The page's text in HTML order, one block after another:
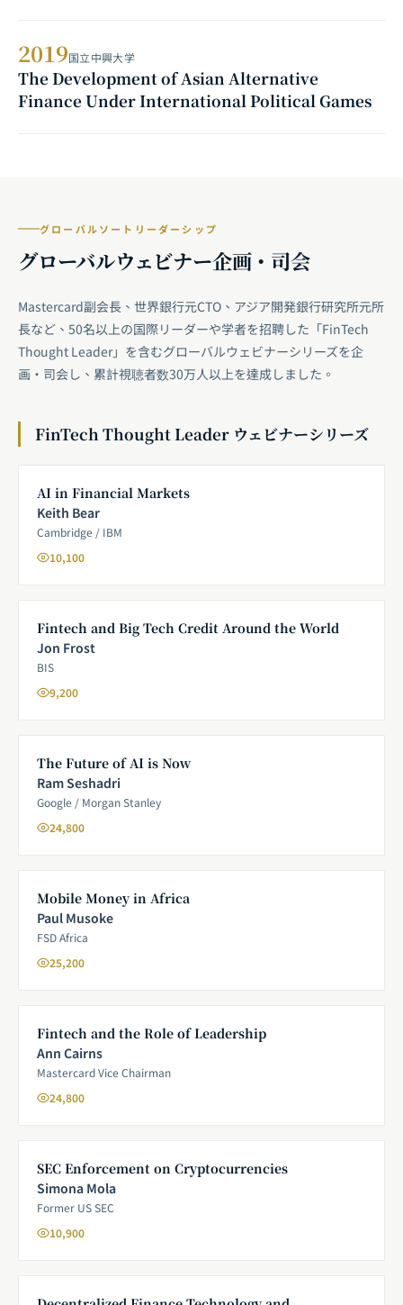
2019国立中興大学
The Development of Asian Alternative
Finance Under International Political Games
グローバルソートリーダーシップ
グローバルウェビナー企画・司会
Mastercard副会長、世界銀行元CTO、アジア開発銀行研究所元所
長など、50名以上の国際リーダーや学者を招聘した「FinTech
Thought Leader」を含むグローバルウェビナーシリーズを企
画・司会し、累計視聴者数30万人以上を達成しました。
FinTech Thought Leader ウェビナーシリーズ
AI in Financial Markets
Keith Bear
Cambridge / IBM
10,100
Fintech and Big Tech Credit Around the World
Jon Frost
BIS
9,200
The Future of AI is Now
Ram Seshadri
Google / Morgan Stanley
24,800
Mobile Money in Africa
Paul Musoke
FSD Africa
25,200
Fintech and the Role of Leadership
Ann Cairns
Mastercard Vice Chairman
24,800
SEC Enforcement on Cryptocurrencies
Simona Mola
Former US SEC
10,900